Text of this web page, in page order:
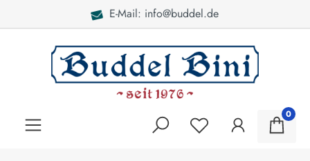
E-Mail: info@buddel.de
0